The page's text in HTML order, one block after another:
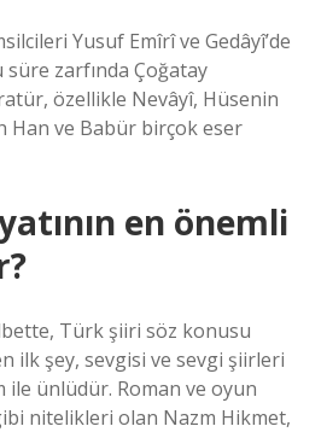
Yusuf Emîrî ve Gedâyî’de
süre zarfında Çoğatay
özellikle Nevâyî, Hüsenin
Han ve Babür birçok eser
en önemli
Türk şiiri söz konusu
ilk şey, sevgisi ve sevgi şiirleri
ile ünlüdür. Roman ve oyun
nitelikleri olan Nazm Hikmet,